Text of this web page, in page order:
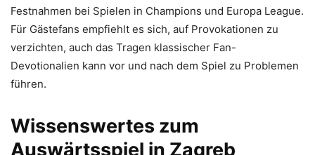
Festnahmen bei Spielen in Champions und Europa League.
Für Gästefans empfiehlt es sich, auf Provokationen zu
verzichten, auch das Tragen klassischer Fan-
Devotionalien kann vor und nach dem Spiel zu Problemen
führen.
Wissenswertes zum
Auswärtsspiel in Zagreb